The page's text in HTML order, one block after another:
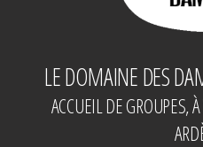
LE DOMAINE DES
ACCUEIL DE GROUPES,